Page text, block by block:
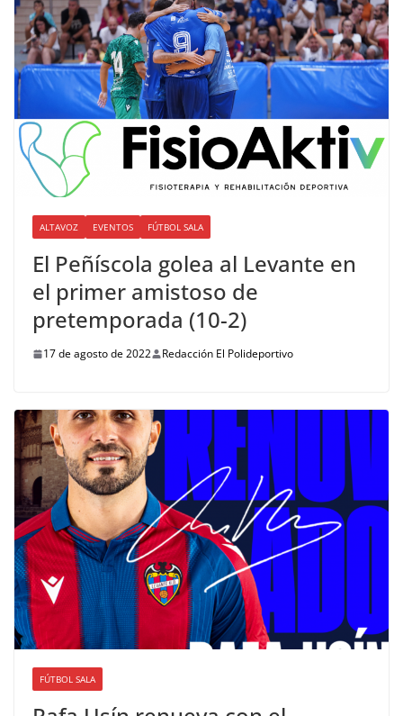
ALTAVOZ EVENTOS FÚTBOL SALA
El Peñíscola golea al Levante en
el primer amistoso de
pretemporada (10-2)
17 de agosto de 2022 Redacción El Polideportivo
FÚTBOL SALA